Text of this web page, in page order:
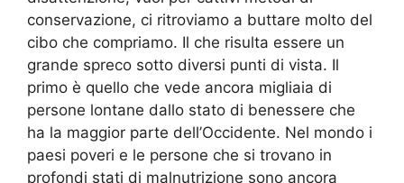
conservazione, ci ritroviamo a buttare molto del
cibo che compriamo. Il che risulta essere un
grande spreco sotto diversi punti di vista. Il
primo è quello che vede ancora migliaia di
persone lontane dallo stato di benessere che
ha la maggior parte dell’Occidente. Nel mondo i
paesi poveri e le persone che si trovano in
profondi stati di malnutrizione sono ancora